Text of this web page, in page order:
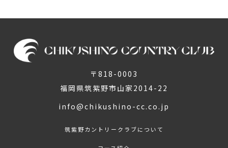
〒818-0003
福岡県筑紫野市山家2014-22
info@chikushino-cc.co.jp
筑紫野カントリークラブについて